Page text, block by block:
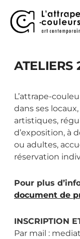
ATELIERS
L’attrape-
dans ses
artistiques,
d’exposition, à
ou adultes,
réservation
Pour plus
document de
INSCRIPTION
Par mail :